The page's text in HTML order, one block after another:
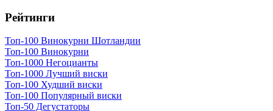
Рейтинги
Топ-100 Винокурни Шотландии
Топ-100 Винокурни
Топ-1000 Негоцианты
Топ-1000 Лучший виски
Топ-100 Худший виски
Топ-100 Популярный виски
Топ-50 Дегустаторы